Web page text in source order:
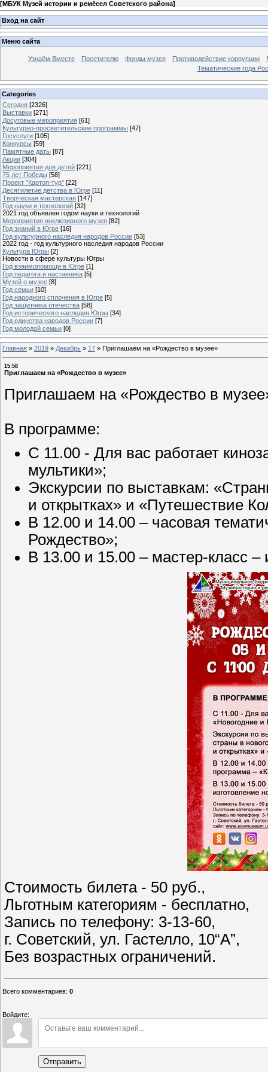
[МБУК Музей истории и ремёсел Советского района]
Вход на сайт
Меню сайта
Узнаём Вместе Посетителю Фонды музея Противодействие коррупции
Тематические года
Categories
Сегодня [2326]
Выставки [271]
Досуговые мероприятия [61]
Культурно-просветительские программы [47]
Госуслуги [105]
Конкурсы [59]
Памятные даты [87]
Акции [304]
Мероприятия для детей [221]
75 лет Победы [58]
Проект "Картоп-тур" [22]
Десятилетие детства в Югре [11]
Творческая мастерская [147]
Год науки и технологий [32]
2021 год объявлен годом науки и технологий
Мероприятия инклюзивного музея [82]
Год знаний в Югре [16]
Год культурного наследия народов России [53]
2022 год - год культурного наследия народов России
Культура Югры [2]
Новости в сфере культуры Югры
Год взаимопомощи в Югре [1]
Год педагога и наставника [5]
Музей о музее [8]
Год семьи [10]
Год народного сплочения в Югре [5]
Год защитника отечества [58]
Год исторического наследия Югры [34]
Год единства народов России [7]
Год молодой семьи [0]
Главная » 2019 » Декабрь » 17 » Приглашаем на «Рождество в музее»
15:58
Приглашаем на «Рождество в музее»
Приглашаем на «Рождество в
В программе:
С 11.00 - Для вас работает
мультики»;
Экскурсии по выставкам:
и открытках» и «Путешествие
В 12.00 и 14.00 – часовая
Рождество»;
В 13.00 и 15.00 – мастер-класс –
Стоимость билета - 50 руб.,
Льготным категориям - бесплатно,
Запись по телефону: 3-13-60,
г. Советский, ул. Гастелло, 10“А”,
Без возрастных ограничений.
Всего комментариев: 0
Войдите:
Отправить